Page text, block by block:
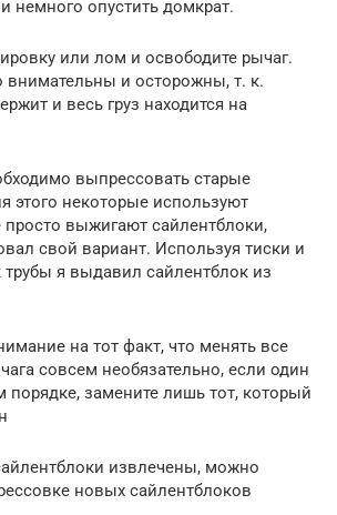
немного опустить домкрат.
или лом и освободите рычаг.
внимательны и осторожны, т. к.
и весь груз находится на
выпрессовать старые
этого некоторые используют
просто выжигают сайлентблоки,
свой вариант. Используя тиски и
я выдавил сайлентблок из
на тот факт, что менять все
совсем необязательно, если один
замените лишь тот, который
извлечены, можно
новых сайлентблоков